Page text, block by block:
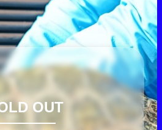
OUT